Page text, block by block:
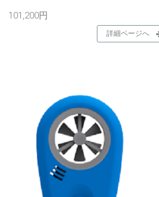
101,200円
詳細ページへ